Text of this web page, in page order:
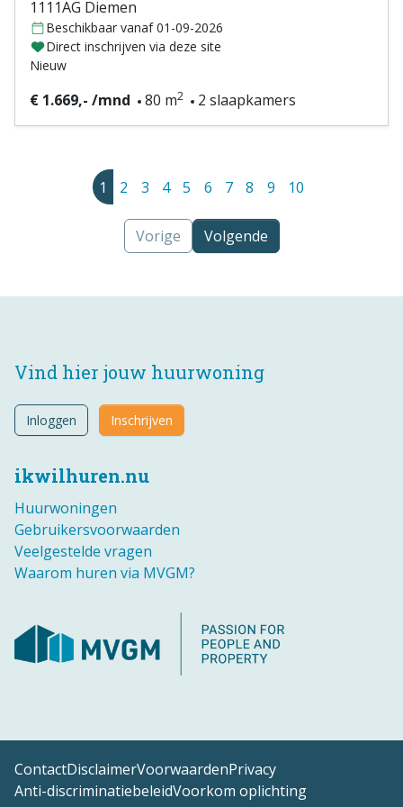
1111AG Diemen
Beschikbaar vanaf 01-09-2026
Direct inschrijven via deze site
Nieuw
€ 1.669,- /mnd 80 m2 2 slaapkamers
1 2 3 4 5 6 7 8 9 10
Vorige Volgende
ikwilhuren.nu
Huurwoningen
Gebruikersvoorwaarden
Veelgestelde vragen
Waarom huren via MVGM?
Vind hier jouw huurwoning
Inloggen Inschrijven
ContactDisclaimerVoorwaardenPrivacy
Anti-discriminatiebeleidVoorkom oplichting